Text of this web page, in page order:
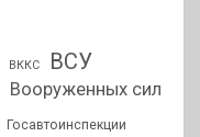
ВККС ВСУ
Вооруженных сил
Госавтоинспекции